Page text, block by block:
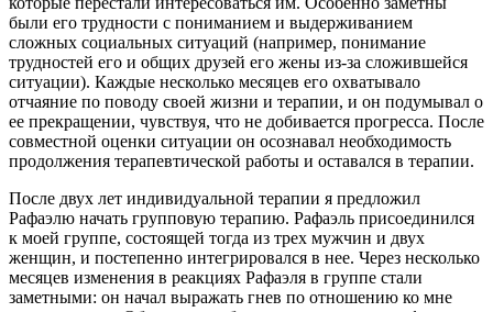
были его трудности с пониманием и выдерживанием
сложных социальных ситуаций (например, понимание
трудностей его и общих друзей его жены из-за сложившейся
ситуации). Каждые несколько месяцев его охватывало
отчаяние по поводу своей жизни и терапии, и он подумывал о
ее прекращении, чувствуя, что не добивается прогресса. После
совместной оценки ситуации он осознавал необходимость
продолжения терапевтической работы и оставался в терапии.
После двух лет индивидуальной терапии я предложил
Рафаэлю начать групповую терапию. Рафаэль присоединился
к моей группе, состоящей тогда из трех мужчин и двух
женщин, и постепенно интегрировался в нее. Через несколько
месяцев изменения в реакциях Рафаэля в группе стали
заметными: он начал выражать гнев по отношению ко мне